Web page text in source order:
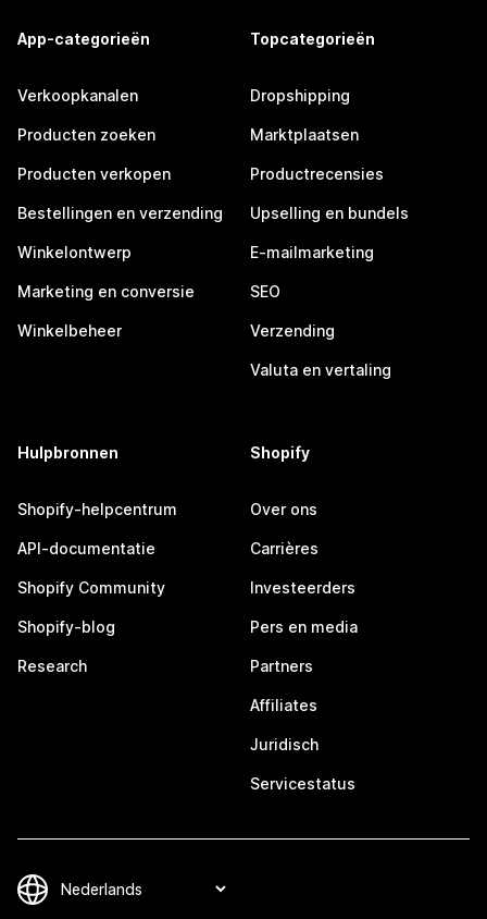
App-categorieën
Verkoopkanalen
Producten zoeken
Producten verkopen
Bestellingen en verzending
Winkelontwerp
Marketing en conversie
Winkelbeheer
Topcategorieën
Dropshipping
Marktplaatsen
Productrecensies
Upselling en bundels
E-mailmarketing
SEO
Verzending
Valuta en vertaling
Hulpbronnen
Shopify-helpcentrum
API-documentatie
Shopify Community
Shopify-blog
Research
Shopify
Over ons
Carrières
Investeerders
Pers en media
Partners
Affiliates
Juridisch
Servicestatus